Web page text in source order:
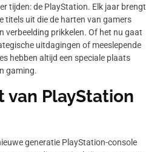
tijden: de PlayStation. Elk jaar brengt
titels uit die de harten van gamers
verbeelding prikkelen. Of het nu gaat
uitdagingen of meeslepende
hebben altijd een speciale plaats
gaming.
van PlayStation
generatie PlayStation-console